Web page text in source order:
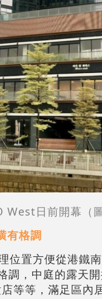
West日前開幕（
有格調
位置方便從港鐵
調，中庭的露天
等等，滿足區內